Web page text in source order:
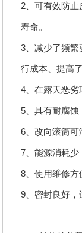
2、可有效防
寿命。
3、减少了频
行成本、提高
4、在露天恶劣
5、具有耐腐蚀
6、改向滚筒可
7、能源消耗少
8、使用维修方
9、密封良好，